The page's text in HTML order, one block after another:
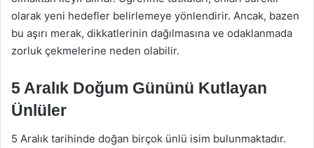
olarak yeni hedefler belirlemeye yönlendirir. Ancak, bazen
bu aşırı merak, dikkatlerinin dağılmasına ve odaklanmada
zorluk çekmelerine neden olabilir.
5 Aralık Doğum Gününü Kutlayan
Ünlüler
5 Aralık tarihinde doğan birçok ünlü isim bulunmaktadır.